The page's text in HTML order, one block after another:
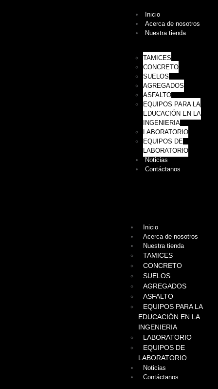
Inicio
Acerca de nosotros
Nuestra tienda
TAMICES
CONCRETO
SUELOS
AGREGADOS
ASFALTO
EQUIPOS PARA LA
EDUCACIÓN EN LA
INGENIERIA
LABORATORIO
EQUIPOS DE
LABORATORIO
Noticias
Contáctanos
Inicio
Acerca de nosotros
Nuestra tienda
TAMICES
CONCRETO
SUELOS
AGREGADOS
ASFALTO
EQUIPOS PARA LA
EDUCACIÓN EN LA
INGENIERIA
LABORATORIO
EQUIPOS DE
LABORATORIO
Noticias
Contáctanos